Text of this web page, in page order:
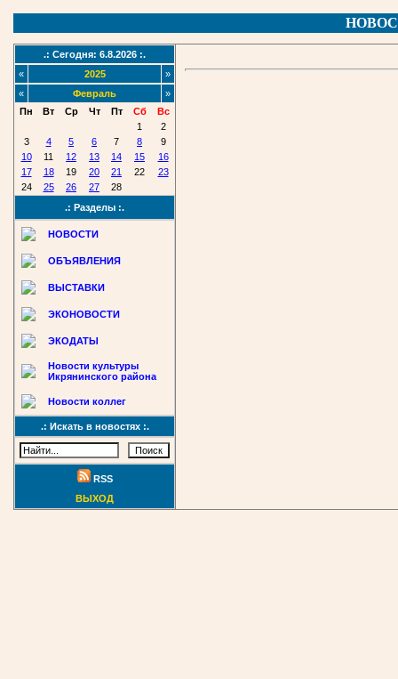
.: Сегодня: 6.8.2026 :.
«
2025
»
«
Февраль
»
Пн
Вт Ср Чт Пт Сб
Вс
1
2
3
4 5 6 7 8
9
10
11 12 13 14 15
16
17
18 19 20 21 22
23
24
25 26 27
28
.: Разделы :.
НОВОСТИ
ОБЪЯВЛЕНИЯ
ВЫСТАВКИ
ЭКОНОВОСТИ
ЭКОДАТЫ
Новости культуры
Икрянинского района
Новости коллег
.: Искать в новостях :.
RSS
ВЫХОД